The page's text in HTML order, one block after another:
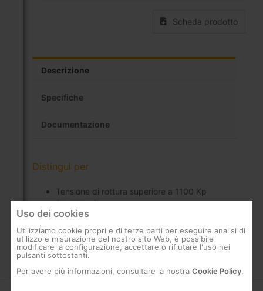
Scheda prodotto
Descrizione
Specifiche
Documentazione
Distingui per
Tensione di rottura superiore a 1100 Kp
(10.787 N)
Uso dei cookies
Utilizziamo cookie propri e di terze parti per eseguire analisi di
utilizzo e misurazione del nostro sito Web, è possibile
modificare la configurazione, accettare o rifiutare l'uso nei
pulsanti sottostanti.
Per avere più informazioni, consultare la nostra Cookie Policy.